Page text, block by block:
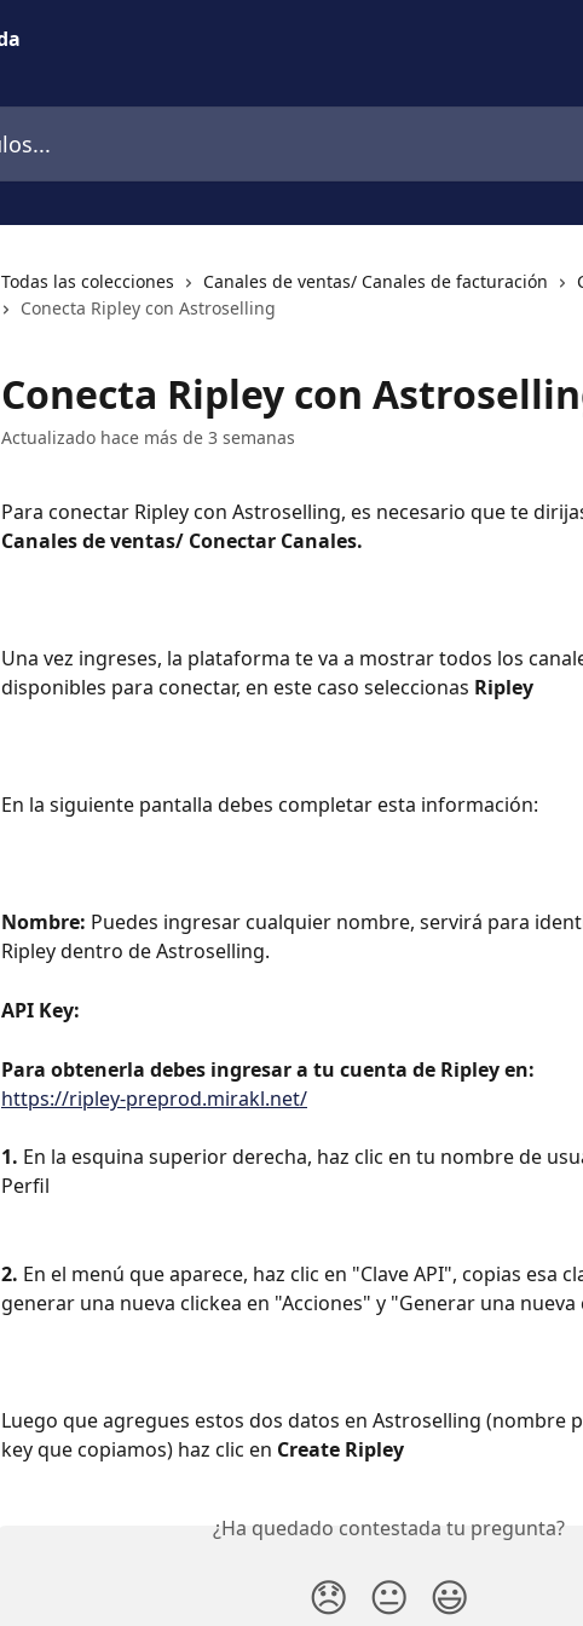
Todas las colecciones Canales de ventas/ Canales de facturación
Conecta Ripley con Astroselling
Conecta Ripley con
Actualizado hace más de 3 semanas
Para conectar Ripley con Astroselling, es necesario que te
Canales de ventas/ Conectar Canales.
Una vez ingreses, la plataforma te va a mostrar todos los
disponibles para conectar, en este caso seleccionas Ripley
En la siguiente pantalla debes completar esta información:
Nombre: Puedes ingresar cualquier nombre, servirá para
Ripley dentro de Astroselling.
API Key:
Para obtenerla debes ingresar a tu cuenta de Ripley en:
https://ripley-preprod.mirakl.net/
1. En la esquina superior derecha, haz clic en tu nombre de
Perfil
2. En el menú que aparece, haz clic en "Clave API", copias esa
generar una nueva clickea en "Acciones" y "Generar una nueva
Luego que agregues estos dos datos en Astroselling (nombre
key que copiamos) haz clic en Create Ripley
¿Ha quedado contestada tu pregunta?
😞 😐 😃